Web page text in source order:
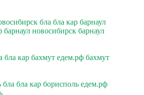
бла бла кар барнаул
новосибирск барнаул
бла кар бахмут едем.рф бахмут
бла бла кар борисполь едем.рф